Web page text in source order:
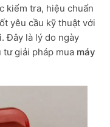
kiểm tra, hiệu chuẩn
yêu cầu kỹ thuật với
Đây là lý do ngày
giải pháp mua máy